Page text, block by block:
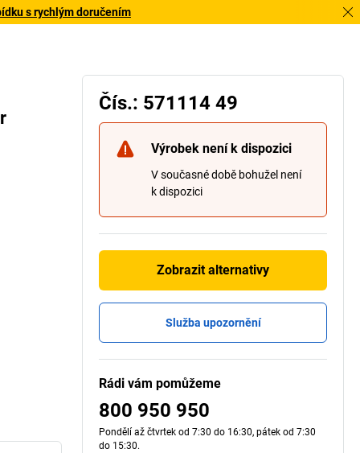
s rychlým doručením
Čís.: 571114 49
Výrobek není k dispozici
V současné době bohužel není
k dispozici
Zobrazit alternativy
Služba upozornění
Rádi vám pomůžeme
800 950 950
Pondělí až čtvrtek od 7:30 do 16:30, pátek od 7:30
do 15:30.